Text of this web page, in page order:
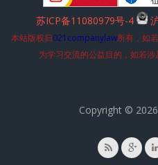
苏ICP备11080979号-4
本站版权归021companylaw所有，如
为学习交流的公益目的，如若
Copyright ©